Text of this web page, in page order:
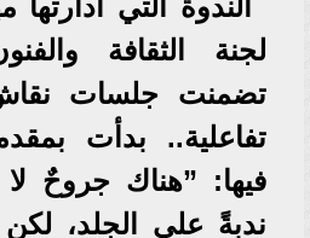
لجنة الثقافة
تضمنت جلسات
تفاعلية.. بدأت
فيها: ”هناك جروحٌ
ندبةً على الجلد،